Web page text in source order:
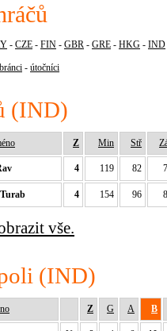
- CZE - FIN - GBR - GRE - HKG - IND
- útočníci
(IND)
Z Min Stř
4 119 82
4 154 96
vše.
(IND)
Z G A B